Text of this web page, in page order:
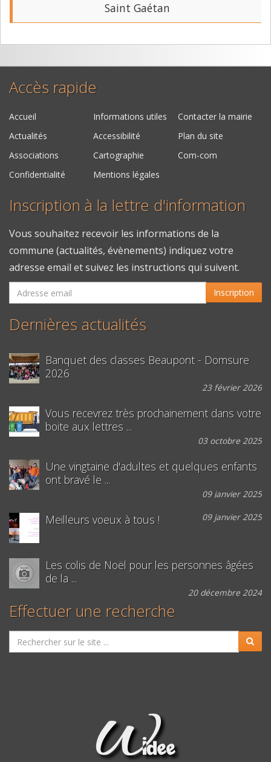
Saint Gaétan
Accès rapide
Accueil Informations utiles
Contacter la mairie
Actualités
Accessibilité
Plan du site
Associations
Cartographie
Com-com
Confidentialité
Mentions légales
Inscription à la lettre d'information
Vous souhaitez recevoir les informations de la
commune (actualités, évènements) indiquez votre
adresse email et suivez les instructions qui suivent.
Inscription
Dernières actualités
Banquet des classes Beaupont - Domsure
2026
23 février 2026
Vous recevrez très prochainement dans votre
boite aux lettres ...
03 octobre 2025
Une vingtaine d'adultes et quelques enfants
ont bravé le ...
09 janvier 2025
Meilleurs voeux à tous ! 09 janvier 2025
Les colis de Noël pour les personnes âgées
de la ...
20 décembre 2024
Effectuer une recherche